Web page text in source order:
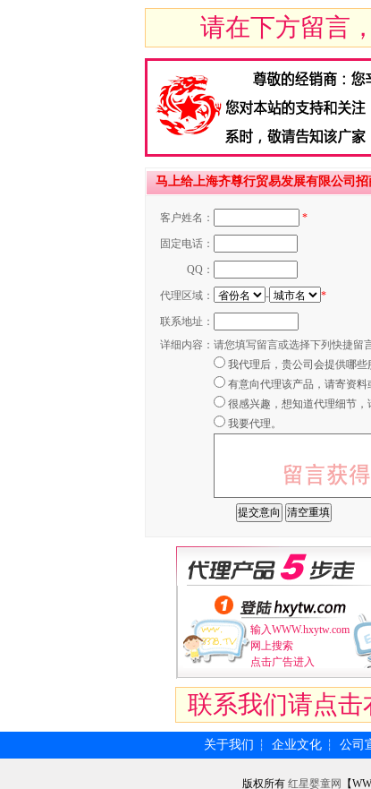
请在下方留言
马上给上海齐尊行贸易发展有限公司
客户姓名： *
固定电话：
QQ：
代理区域： - *
联系地址：
详细内容： 请您填写留言或选择下列快捷留
我代理后，贵公司会提供哪些
有意向代理该产品，请寄资料
很感兴趣，想知道代理细节，
我要代理。
输入WWW.hxytw.com
网上搜索
点击广告进入
联系我们请点击
关于我们 ┆ 企业文化 ┆ 公司
版权所有 红星婴童网 【